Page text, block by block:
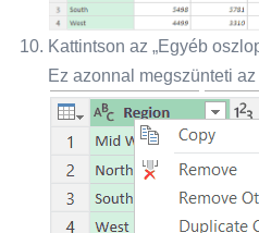
Kattintson az „Egyéb
Ez azonnal megszünteti